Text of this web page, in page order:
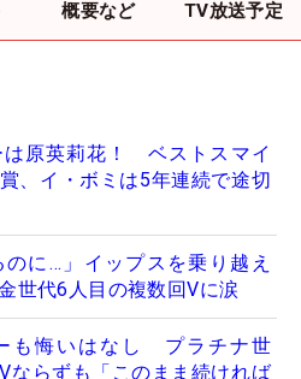
概要など TV放送予定
は原英莉花！ ベストスマイ
、イ・ボミは5年連続で途切
のに…」イップスを乗り越え
世代6人目の複数回Vに涙
も悔いはなし プラチナ世
ならずも「このまま続ければ